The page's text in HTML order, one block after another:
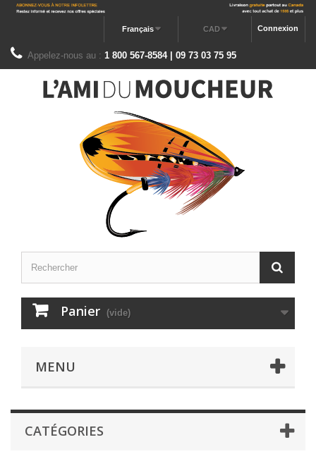
Connexion
CAD
Français
Appelez-nous au : 1 800 567-8584 | 09 73 03 75 95
Panier (vide)
MENU
CATÉGORIES